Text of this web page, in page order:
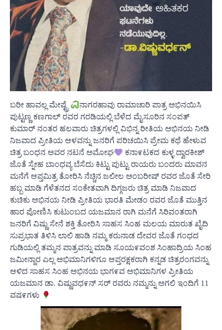
ಬರೀ ಹಾವಲ್ಲ ಮೇಷ್ಟ್ರೆ
ನಾಗರಹಾವು ರಾಮಾಚಾರಿ ಪಾತ್ರ ಅಭಿನಯಿಸಿ
ಪುಟ್ಟಣ್ಣ ಕಣಗಾಲ್ ರವರ ಗರಡಿಯಲ್ಲಿ ಬೆಳೆದ ಮೈಸೂರಿನ ಸಂಪತ್
ಕುಮಾರ್ ನಂತರ ಹಲವಾರು ಚಿತ್ರಗಳಲ್ಲಿ ವಿಭಿನ್ನ ರೀತಿಯ ಅಭಿನಯ ನೀಡಿ
ನಿಜವಾದ ಪ್ರೀತಿಯ ಆಳವನ್ನು ಜನರಿಗೆ ಪರಿಚಯಿಸಿ ಪ್ರೇಮ ಕಥೆ ಹೇಳುವ
ಚಿತ್ರ ಬಂಧನ ಅವರ ನಟನೆ ಅಮೋಘ
ಕನಾ೯ಟಕದ ಕುಳ್ಳ ದ್ವಾರಕೀಶ್
ಜೊತೆ ಸ್ನೇಹ ಬಾಂಧವ್ಯ ಬೆಸೆದು ಕಿಟ್ಟು ಪುಟ್ಟು ರಾಯರು ಬಂದರು ಮಾವನ
ಮನೆಗೆ ಆಪ್ತಮಿತ್ರ ತೋರಿಸಿ ನೆಚ್ಚಿನ ಜಲೀಲ ಅಂಬರೀಷ್ ರವರ ಜೊತೆ ಸೇರಿ
ಹಬ್ಬ ಮಾಡಿ ಗೆಳೆತನದ ಸಂಕೇತವಾಗಿ ದಿಗ್ಗಜರು ಚಿತ್ರ ಮಾಡಿ ನಿಜವಾದ
ಕುಚಿಕು ಅಭಿನಯ ನೀಡಿ ಪ್ರೀತಿಯ ಭಾರತಿ ಮೇಡಂ ರವರ ಜೊತೆ ಮುತ್ತಿನ
ಹಾರ ಪೋಣಿಸಿ ಕುಟುಂಬದ ಯಜಮಾನ ರಾಗಿ ಮನೆಗೆ ಸಿರಿವಂತರಾಗಿ
ಜನರಿಗೆ ವಿಷ್ಣು ಸೇನೆ ಶಕ್ತಿ ತೋರಿಸಿ ಸಾಹಸ ಸಿಂಹ ಮಲಯ ಮಾರುತ ಖೈದಿ
ಸುಪ್ರಭಾತ ತಿಳಿಸಿ ಲಾಲಿ ಹಾಡಿ ನಮ್ಮ ಕರುನಾಡ ದೇವರ ಜೊತೆ ಗಂಧದ
ಗುಡಿಯಲ್ಲಿ ತಮ್ಮನ ಪಾತ್ರವನ್ನು ಮಾಡಿ ಸೂಯ೯ವಂಶ ಸಿಂಹಾದ್ರಿಯ ಸಿಂಹ
ಜಮೀನ್ದಾರ ಎಲ್ಲ ಅಭಿಮಾನಿಗಳಿಗೂ ಆಪ್ತರಕ್ಷಕರಾಗಿ ಕನ್ನಡ ಚಿತ್ರರಂಗವನ್ನು
ಆಳಿದ ಸಾಹಸ ಸಿಂಹ ಅಭಿನಯ ಭಾಗ೯ವ ಅಭಿಮಾನಿಗಳ ಪ್ರೀತಿಯ
ಯಜಮಾನ ಡಾ. ವಿಷ್ಣುವಧ೯ನ್ ಸರ್ ರವರು ನಮ್ಮನ್ನು ಅಗಲಿ ಇಂದಿಗೆ 11
ವಷ೯ಗಳು